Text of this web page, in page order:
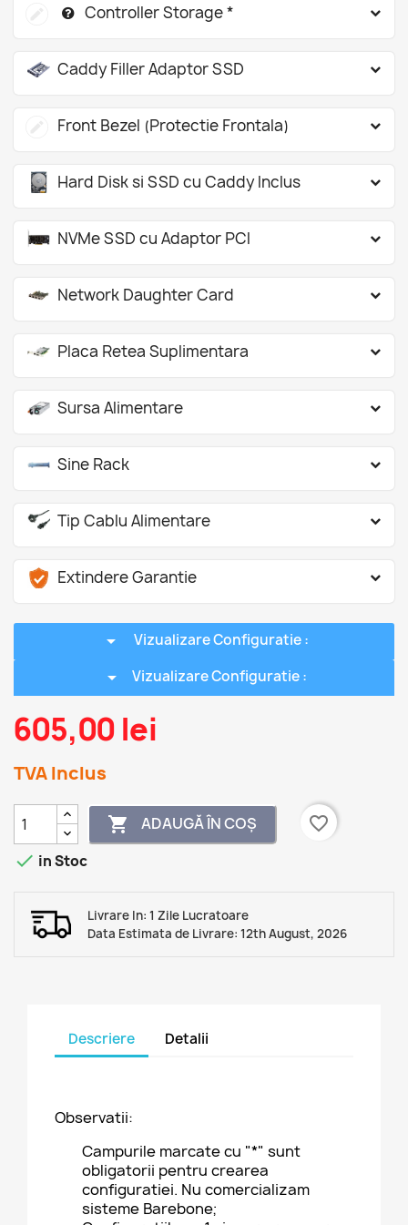
Controller Storage *
Caddy Filler Adaptor SSD
Front Bezel (Protectie Frontala)
Hard Disk si SSD cu Caddy Inclus
NVMe SSD cu Adaptor PCI
Network Daughter Card
Placa Retea Suplimentara
Sursa Alimentare
Sine Rack
Tip Cablu Alimentare
Extindere Garantie
arrow_drop_down Vizualizare Configuratie :
arrow_drop_down Vizualizare Configuratie :
605,00 lei
TVA Inclus
 ADAUGĂ ÎN COȘ
favorite_border
 in Stoc
Livrare In: 1 Zile Lucratoare
Data Estimata de Livrare: 12th August, 2026
Descriere Detalii
Observatii:
Campurile marcate cu "*" sunt
obligatorii pentru crearea
configuratiei. Nu comercializam
sisteme Barebone;